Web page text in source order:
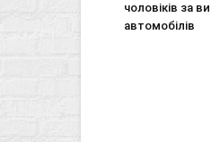
чоловіків за
автомобілів